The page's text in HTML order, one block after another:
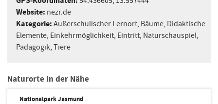
Website: nezr.de
Kategorie: Außerschulischer Lernort, Bäume, Didaktische
Elemente, Einkehrmöglichkeit, Eintritt, Naturschauspiel,
Pädagogik, Tiere
Naturorte in der Nähe
Nationalpark Jasmund